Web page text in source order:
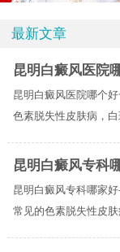
最新文章
昆明白癜风医院
昆明白癜风医院哪个
色素脱失性皮肤病，
昆明白癜风专科
昆明白癜风专科哪家
常见的色素脱失性皮